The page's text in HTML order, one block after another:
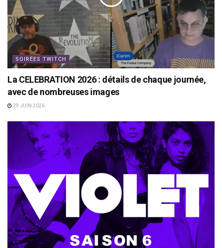
SOIRÉES TWITCH
La CELEBRATION 2026 : détails de chaque journée,
avec de nombreuses images
29 JUIN 2026